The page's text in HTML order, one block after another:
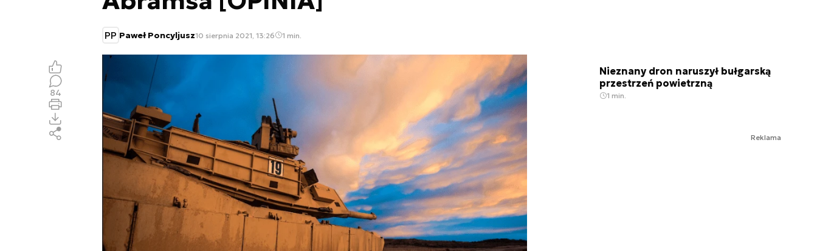
PP Paweł Poncyljusz10 sierpnia 2021, 13:26 1 min.
84
Nieznany dron naruszył bułgarską
przestrzeń powietrzną
1 min.
Reklama